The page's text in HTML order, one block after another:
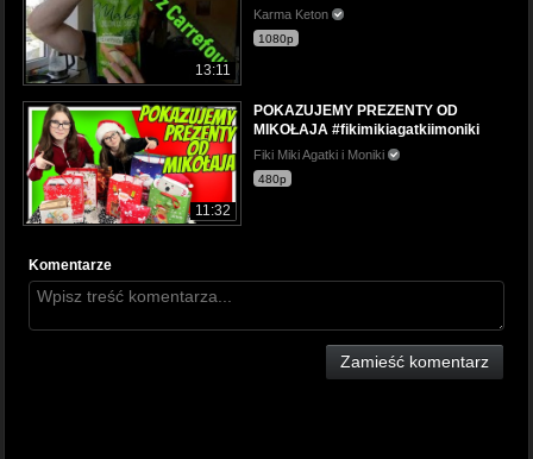
13:11
Karma Keton
1080p
11:32
POKAZUJEMY PREZENTY OD
MIKOŁAJA #fikimikiagatkiimoniki
Fiki Miki Agatki i Moniki
480p
Komentarze
Zamieść komentarz